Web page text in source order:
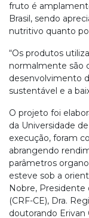
fruto é
Brasil, sendo
nutritivo quanto
“Os produtos
normalmente são
desenvolvimento
sustentável e a
O projeto foi
da Universidade
execução, foram
abrangendo
parâmetros
esteve sob a
Nobre, Presidente
(CRF-CE), Dra.
doutorando Erivan